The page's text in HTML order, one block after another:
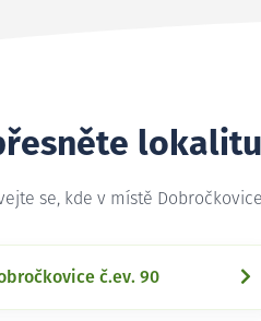
se, kde v místě
č.ev. 90